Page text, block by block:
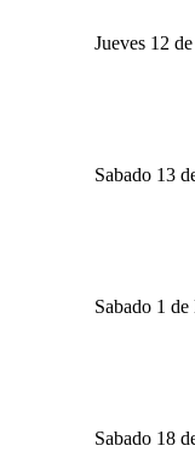
Jueves 12
Sabado 13
Sabado 1
Sabado 18